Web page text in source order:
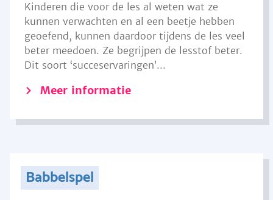
Kinderen die voor de les al weten wat ze
kunnen verwachten en al een beetje hebben
geoefend, kunnen daardoor tijdens de les veel
beter meedoen. Ze begrijpen de lesstof beter.
Dit soort ‘succeservaringen’...
Meer informatie
Babbelspel